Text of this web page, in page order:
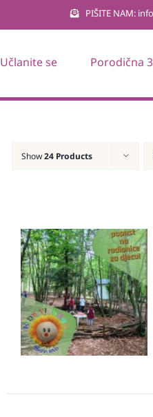
PIŠITE NAM:
Učlanite se Porodična
Show24 Products